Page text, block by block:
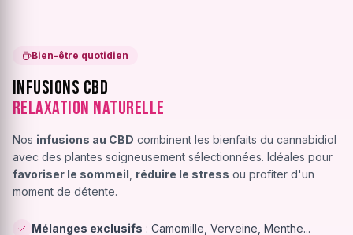
Bien-être quotidien
Infusions CBD
Relaxation Naturelle
Nos infusions au CBD combinent les bienfaits du cannabidiol
avec des plantes soigneusement sélectionnées. Idéales pour
favoriser le sommeil réduire le stress ou profiter d'un
moment de détente.
Mélanges exclusifs : Camomille, Verveine, Menthe...